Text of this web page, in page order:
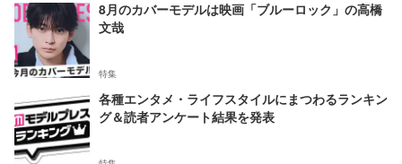
8月のカバーモデルは映画「ブルーロック」の高橋
文哉
特集
各種エンタメ・ライフスタイルにまつわるランキン
グ＆読者アンケート結果を発表